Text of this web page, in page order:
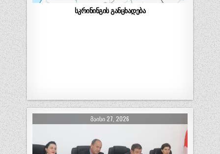
სკრინინგის განცხადება
ᲛᲐᲘᲡᲘ 27, 2026